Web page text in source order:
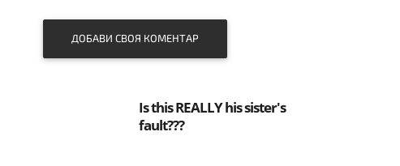
ДОБАВИ СВОЯ КОМЕНТАР
Is this REALLY his sister's
fault???